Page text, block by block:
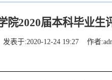
院2020届本科毕业生
发表于:2020-12-24 19:27 作者: